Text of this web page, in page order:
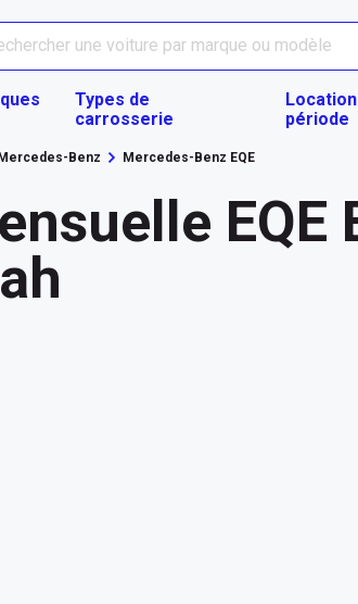
Types de
carrosserie
période
Benz Mercedes-Benz EQE
EQE